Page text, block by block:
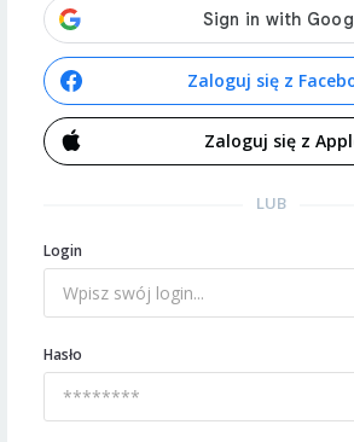
Zaloguj się z
Zaloguj się z
LUB
Login
Hasło